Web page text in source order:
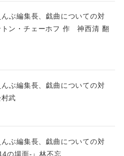
んぶ編集長、戯曲についての対
トン・チェーホフ 作 神西清 翻
んぶ編集長、戯曲についての対
武
んぶ編集長、戯曲についての対
の場面-』林不忘